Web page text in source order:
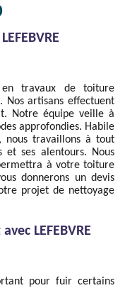
en travaux de toiture
Nos artisans effectuent
Notre équipe veille à
approfondies. Habile
nous travaillons à tout
et ses alentours. Nous
à votre toiture
donnerons un devis
projet de nettoyage
LEFEBVRE
pour fuir certains